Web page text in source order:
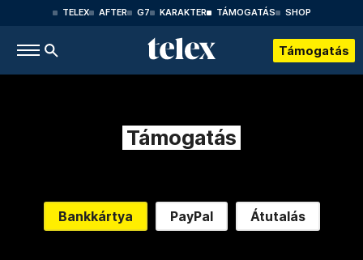
TELEX AFTER G7 KARAKTER TÁMOGATÁS SHOP
Támogatás
Támogatás
Bankkártya PayPal Átutalás